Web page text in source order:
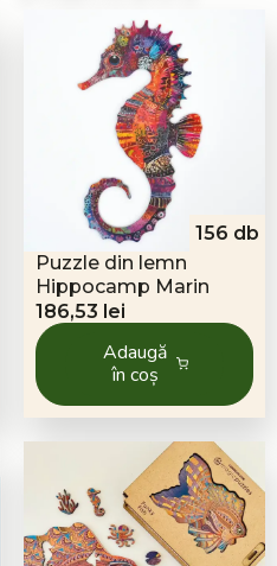
156 db
Puzzle din lemn
Hippocamp Marin
186,53 lei
Adaugă
în coș